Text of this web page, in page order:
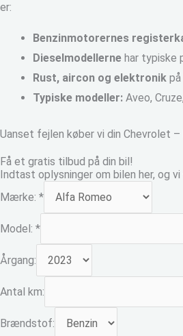
er:
Benzinmotorernes
Dieselmodellerne har typiske
Rust, aircon og elektronik
Typiske modeller: Aveo,
Uanset fejlen køber vi din Chevrolet
Få et gratis tilbud på din bil!
Indtast oplysninger om bilen her, og
Mærke: *
Model: *
Årgang:
Antal km:
Brændstof: